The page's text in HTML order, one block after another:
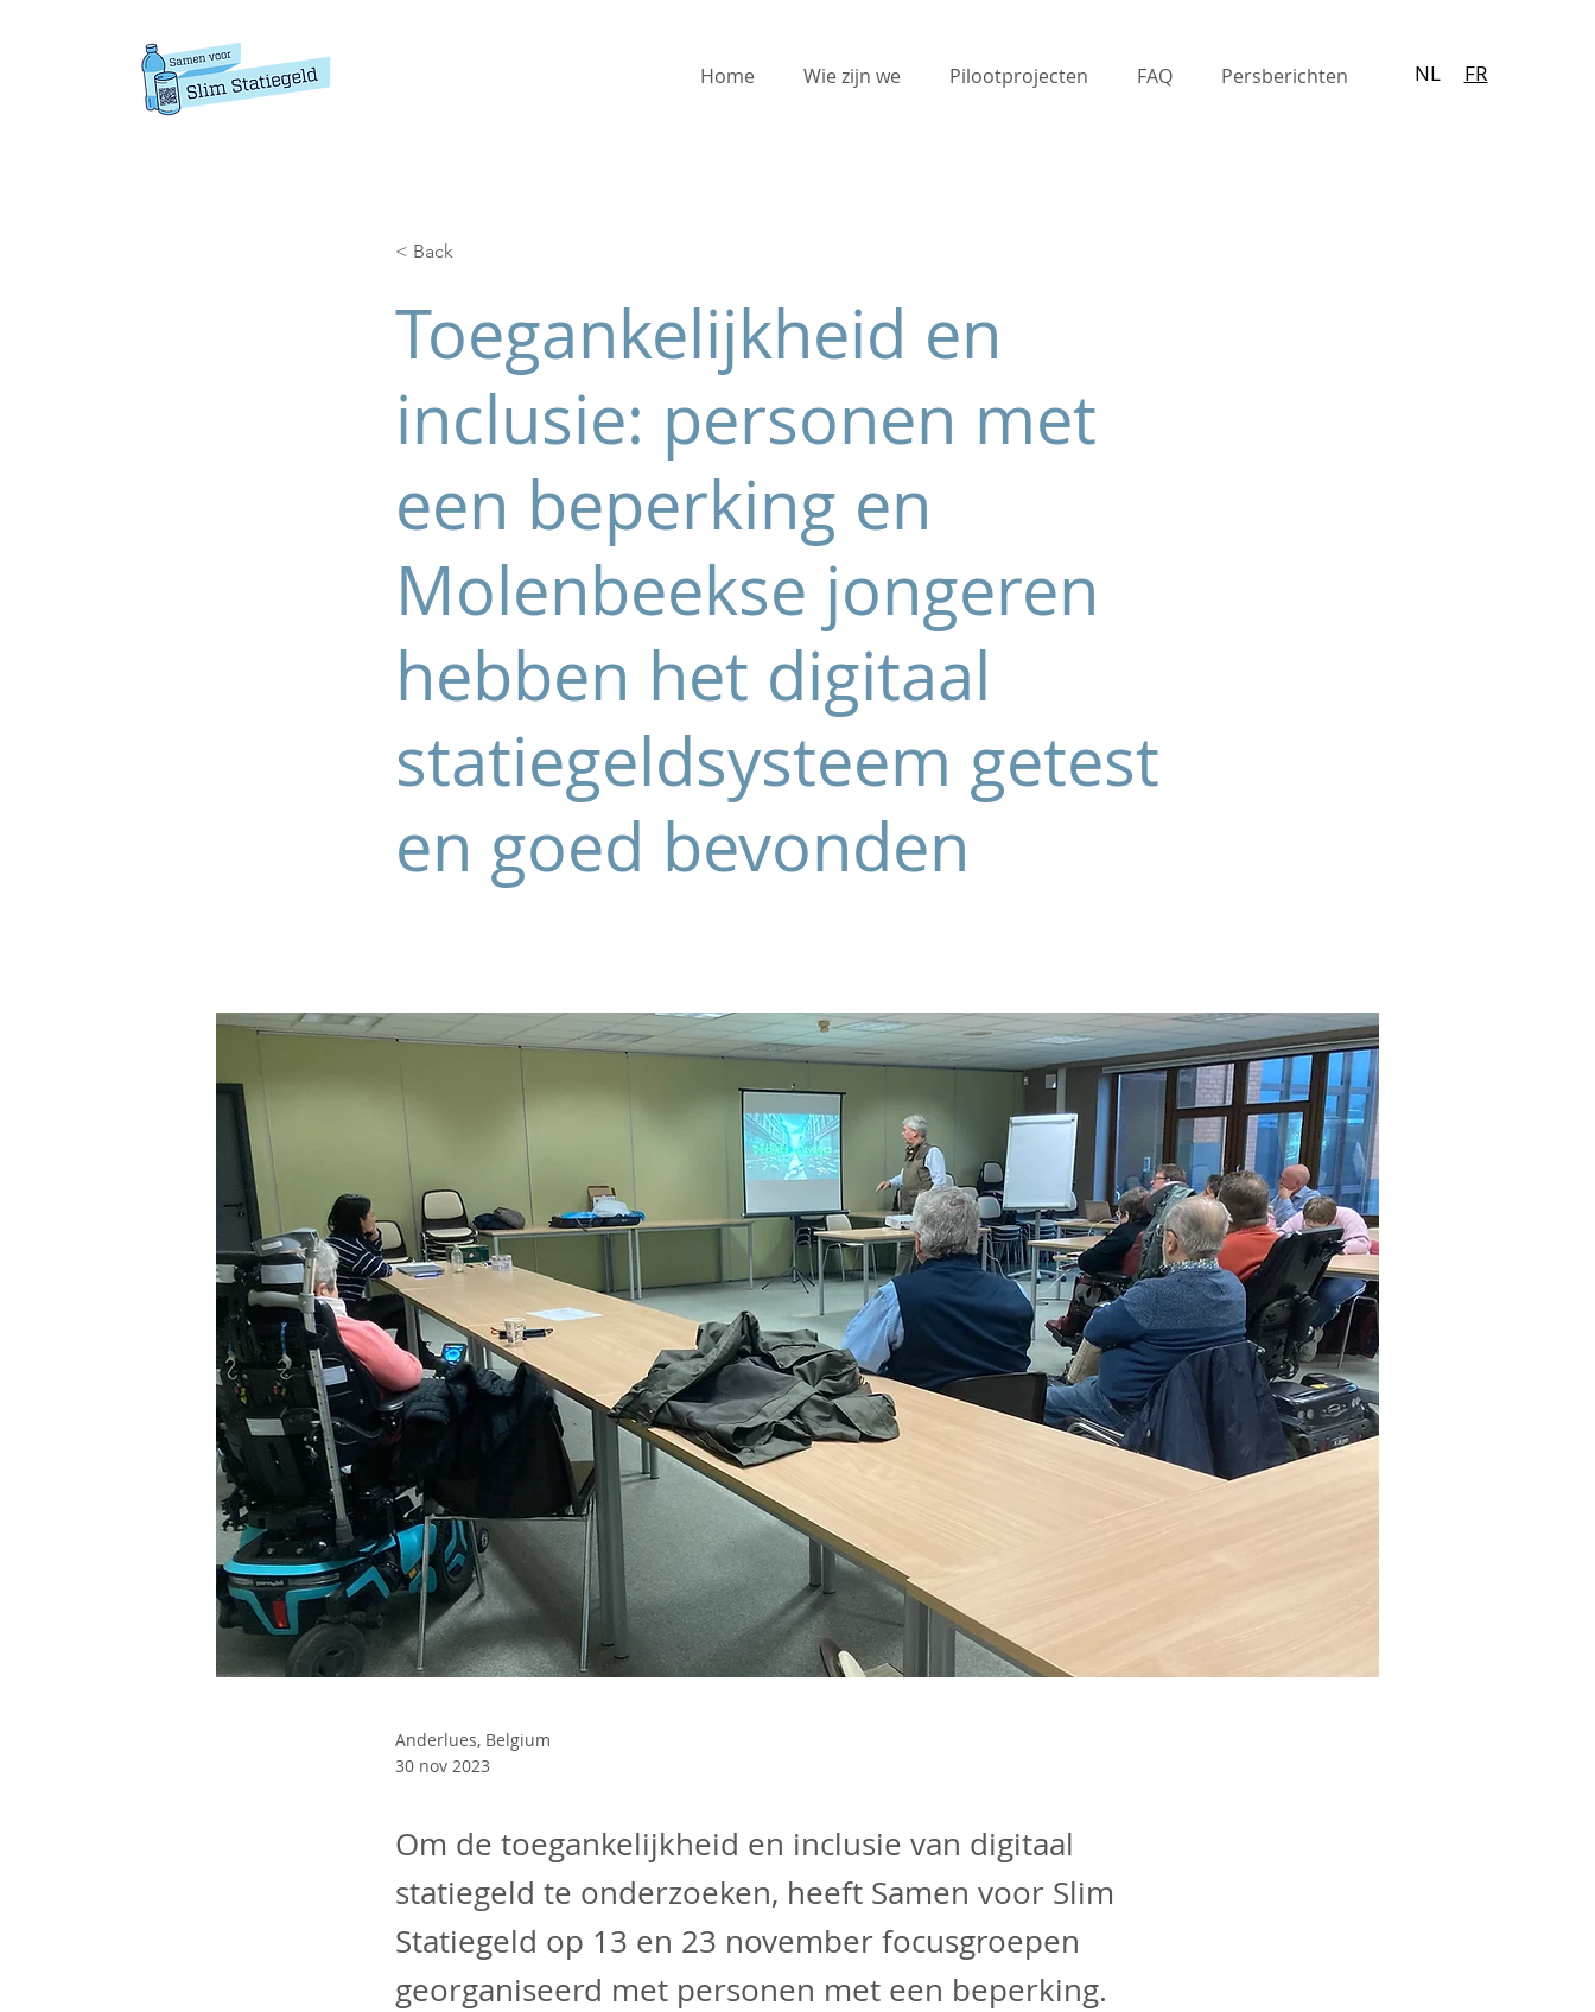
Home Wie zijn we Pilootprojecten FAQ Persberichten NL FR
< Back
Toegankelijkheid en
inclusie: personen met
een beperking en
Molenbeekse jongeren
hebben het digitaal
statiegeldsysteem getest
en goed bevonden
Anderlues, Belgium
30 nov 2023
Om de toegankelijkheid en inclusie van digitaal
statiegeld te onderzoeken, heeft Samen voor Slim
Statiegeld op 13 en 23 november focusgroepen
georganiseerd met personen met een beperking.